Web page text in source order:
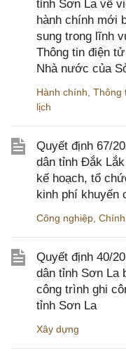
tỉnh Sơn La về
hành chính mới
sung trong lĩnh
Thông tin điện
Nhà nước của
Hành chính Thông
lịch
Quyết định 67/
dân tỉnh Đắk
kế hoạch, tổ
kinh phí khuyến
Công nghiệp
Quyết định 40/
dân tỉnh Sơn La
công trình ghi
tỉnh Sơn La
Xây dựng